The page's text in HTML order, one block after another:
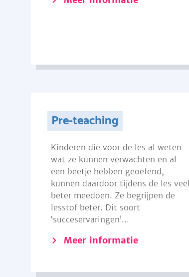
Pre-teaching
Kinderen die voor de les al weten
wat ze kunnen verwachten en al
een beetje hebben geoefend,
kunnen daardoor tijdens de les veel
beter meedoen. Ze begrijpen de
lesstof beter. Dit soort
‘succeservaringen’...
Meer informatie